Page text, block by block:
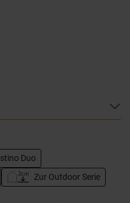
Duo
Zur Outdoor Serie